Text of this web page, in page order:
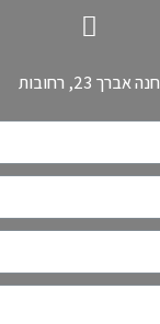
חנה אברך 23, רחובות